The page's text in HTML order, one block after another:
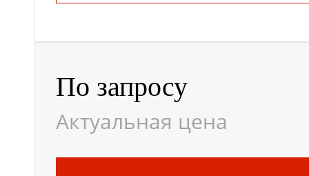
По запросу
Актуальная цена